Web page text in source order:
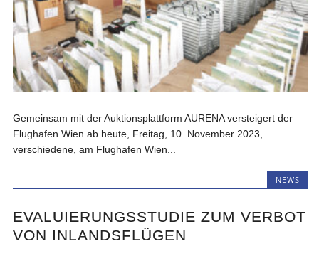
Gemeinsam mit der Auktionsplattform AURENA versteigert der
Flughafen Wien ab heute, Freitag, 10. November 2023,
verschiedene, am Flughafen Wien...
NEWS
EVALUIERUNGSSTUDIE ZUM VERBOT
VON INLANDSFLÜGEN